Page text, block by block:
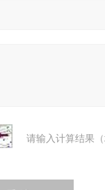
请输入计算结果